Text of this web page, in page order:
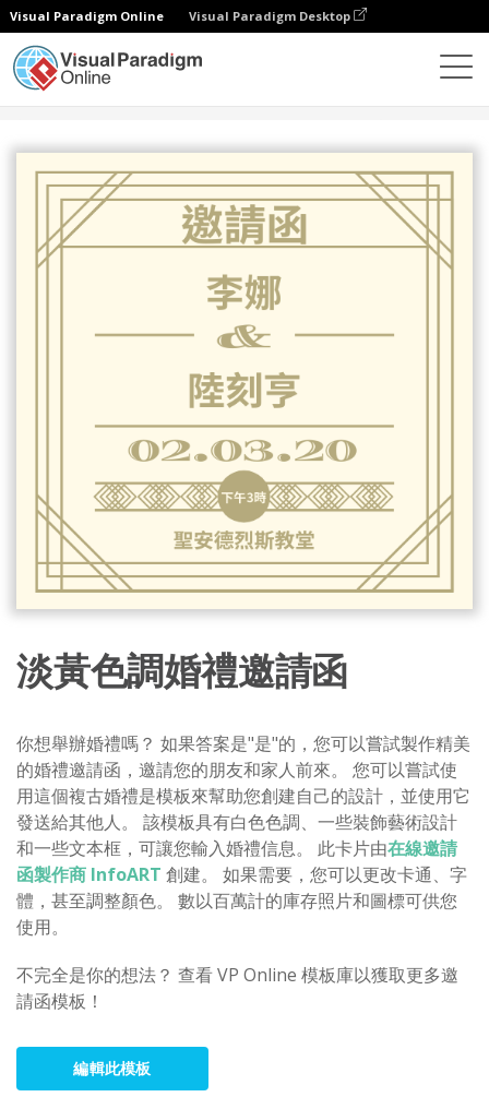
Visual Paradigm Online Visual Paradigm Desktop
淡黃色調婚禮邀請函
你想舉辦婚禮嗎？ 如果答案是"是"的，您可以嘗試製作精美
的婚禮邀請函，邀請您的朋友和家人前來。 您可以嘗試使
用這個複古婚禮是模板來幫助您創建自己的設計，並使用它
發送給其他人。 該模板具有白色色調、一些裝飾藝術設計
和一些文本框，可讓您輸入婚禮信息。 此卡片由在線邀請
函製作商 InfoART 創建。 如果需要，您可以更改卡通、字
體，甚至調整顏色。 數以百萬計的庫存照片和圖標可供您
使用。
不完全是你的想法？ 查看 VP Online 模板庫以獲取更多邀
請函模板！
編輯此模板